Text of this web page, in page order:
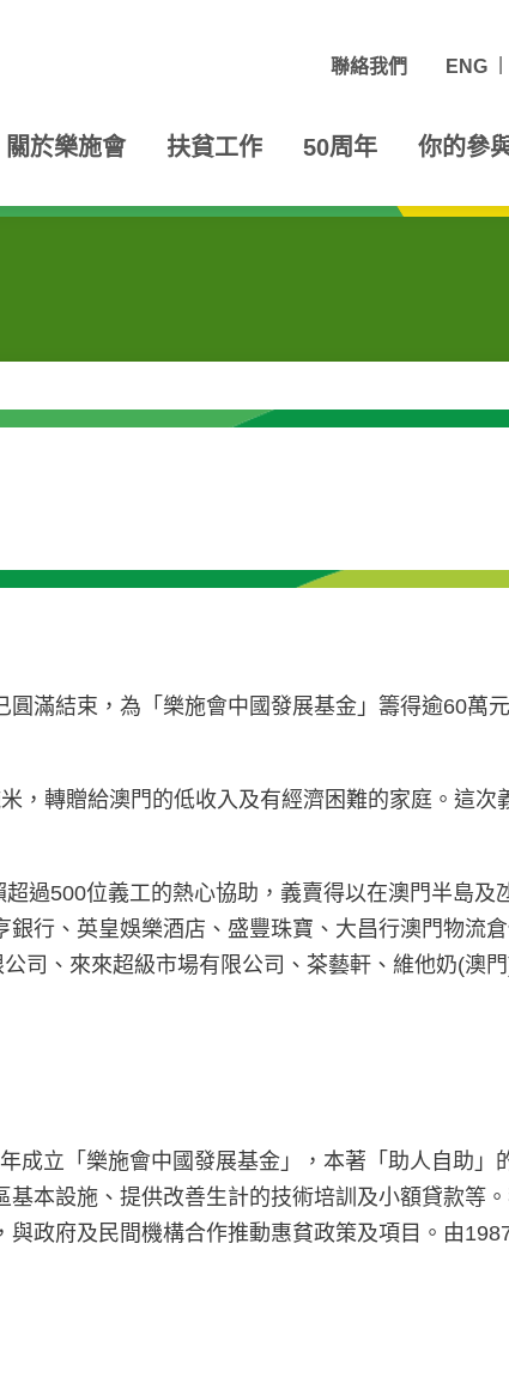
聯絡我們 ENG
關於樂施會 扶貧工作 50周年 你的參
滿結束，為「樂施會中國發展基金」籌得逾60萬
，轉贈給澳門的低收入及有經濟困難的家庭。這
過500位義工的熱心協助，義賣得以在澳門半島
行、英皇娛樂酒店、盛豐珠寶、大昌行澳門物流
司、來來超級市場有限公司、茶藝軒、維他奶(澳
立「樂施會中國發展基金」，本著「助人自助」
本設施、提供改善生計的技術培訓及小額貸款等
政府及民間機構合作推動惠貧政策及項目。由